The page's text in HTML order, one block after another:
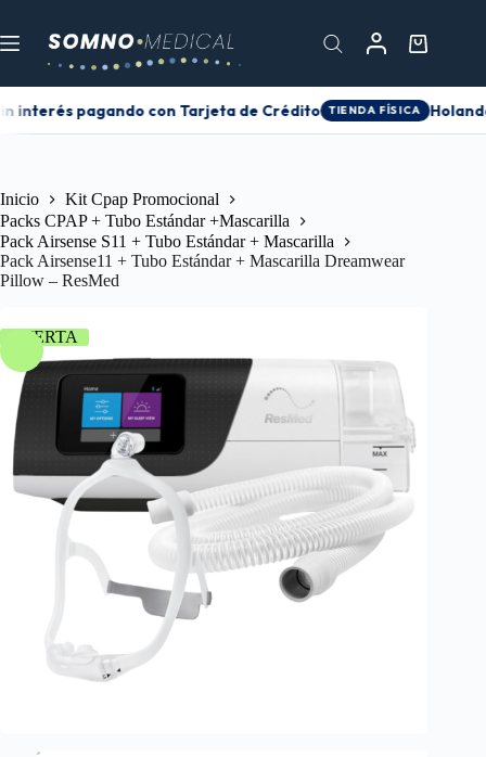
interés pagando con Tarjeta de Crédito TIENDA FÍSICA
Inicio
Kit Cpap Promocional
Packs CPAP + Tubo Estándar +Mascarilla
Pack Airsense S11 + Tubo Estándar + Mascarilla
Pack Airsense11 + Tubo Estándar + Mascarilla Dreamwear
Pillow – ResMed
OFERTA